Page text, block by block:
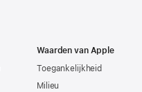
Waarden van Apple
Toegankelijkheid
Milieu